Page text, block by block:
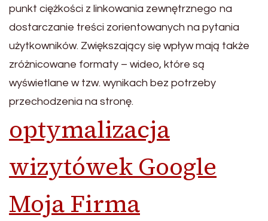
punkt ciężkości z linkowania zewnętrznego na
dostarczanie treści zorientowanych na pytania
użytkowników. Zwiększający się wpływ mają także
zróżnicowane formaty – wideo, które są
wyświetlane w tzw. wynikach bez potrzeby
przechodzenia na stronę.
optymalizacja
wizytówek Google
Moja Firma